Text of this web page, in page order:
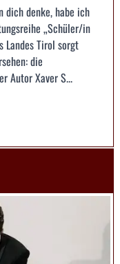
dich denke, habe ich
„Schüler/in
Tirol sorgt
die
Autor Xaver S...